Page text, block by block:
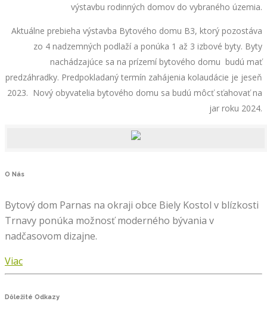
výstavbu rodinných domov do vybraného územia.
Aktuálne prebieha výstavba Bytového domu B3, ktorý pozostáva
zo 4 nadzemných podlaží a ponúka 1 až 3 izbové byty. Byty
nachádzajúce sa na prízemí bytového domu budú mať
predzáhradky. Predpokladaný termín zahájenia kolaudácie je jeseň
2023. Nový obyvatelia bytového domu sa budú môcť sťahovať na
jar roku 2024.
O Nás
Bytový dom Parnas na okraji obce Biely Kostol v blízkosti
Trnavy ponúka možnosť moderného bývania v
nadčasovom dizajne.
Viac
Dôležité Odkazy